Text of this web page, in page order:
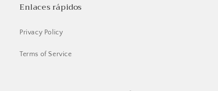
Enlaces rápidos
Privacy Policy
Terms of Service